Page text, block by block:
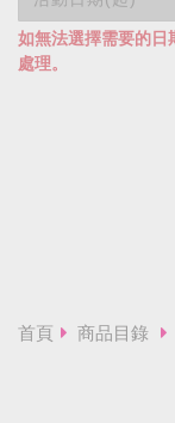
如無法選擇需要的日
處理。
首頁 商品目錄